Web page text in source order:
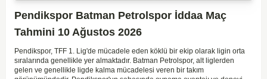
Pendikspor Batman Petrolspor İddaa Maç
Tahmini 10 Ağustos 2026
Pendikspor, TFF 1. Lig'de mücadele eden köklü bir ekip olarak ligin orta
sıralarında genellikle yer almaktadır. Batman Petrolspor, alt liglerden
gelen ve genellikle ligde kalma mücadelesi veren bir takım